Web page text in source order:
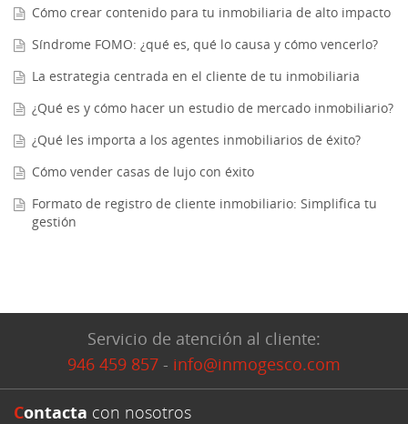
Cómo crear contenido para tu inmobiliaria de alto impacto
Síndrome FOMO: ¿qué es, qué lo causa y cómo vencerlo?
La estrategia centrada en el cliente de tu inmobiliaria
¿Qué es y cómo hacer un estudio de mercado inmobiliario?
¿Qué les importa a los agentes inmobiliarios de éxito?
Cómo vender casas de lujo con éxito
Formato de registro de cliente inmobiliario: Simplifica tu
gestión
Servicio de atención al cliente:
946 459 857 - info@inmogesco.com
Contacta con nosotros